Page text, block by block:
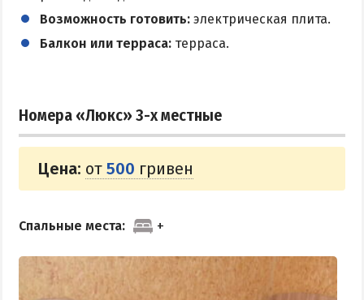
ПРИМОРСКИЙ ПОСАД
Отели Приморского Посада
Азовская Ялта
Бабах-Тарама
Белосарайская коса
Юрьевка
Возможность готовить: электрическая плита.
Балкон или терраса: терраса.
Номера «Люкс» 3-х местные
Цена: от 500 гривен
Спальные места: